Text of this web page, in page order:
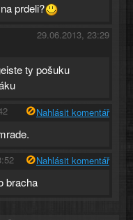
prdeli?
29.06.2013, 23:29
ty pošuku
Nahlásit komentář
Nahlásit komentář
bracha